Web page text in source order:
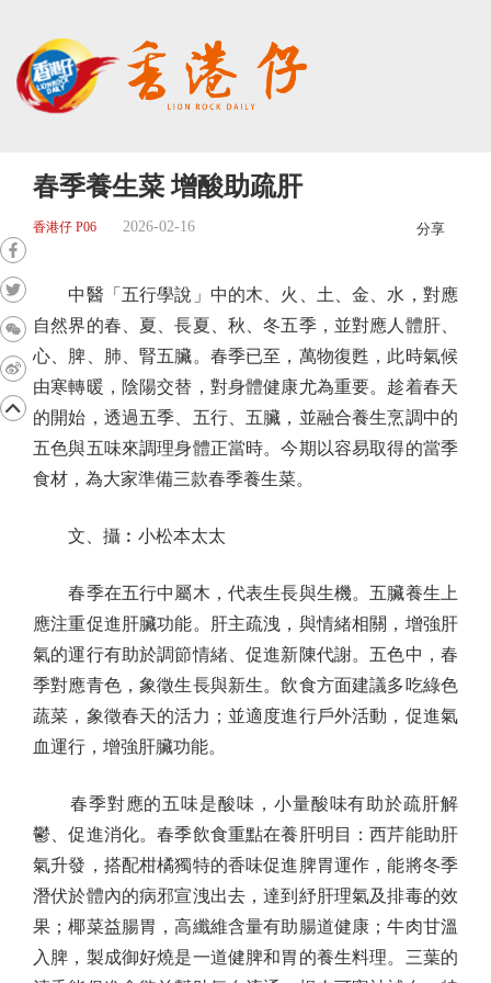
春季養生菜 增酸助疏肝
香港仔 P06 2026-02-16 分享
中醫「五行學說」中的木、火、土、金、水，對應
自然界的春、夏、長夏、秋、冬五季，並對應人體肝、
心、脾、肺、腎五臟。春季已至，萬物復甦，此時氣候
由寒轉暖，陰陽交替，對身體健康尤為重要。趁着春天
的開始，透過五季、五行、五臟，並融合養生烹調中的
五色與五味來調理身體正當時。今期以容易取得的當季
食材，為大家準備三款春季養生菜。
文、攝︰小松本太太
春季在五行中屬木，代表生長與生機。五臟養生上
應注重促進肝臟功能。肝主疏洩，與情緒相關，增強肝
氣的運行有助於調節情緒、促進新陳代謝。五色中，春
季對應青色，象徵生長與新生。飲食方面建議多吃綠色
蔬菜，象徵春天的活力；並適度進行戶外活動，促進氣
血運行，增強肝臟功能。
春季對應的五味是酸味，小量酸味有助於疏肝解
鬱、促進消化。春季飲食重點在養肝明目：西芹能助肝
氣升發，搭配柑橘獨特的香味促進脾胃運作，能將冬季
潛伏於體內的病邪宣洩出去，達到紓肝理氣及排毒的效
果；椰菜益腸胃，高纖維含量有助腸道健康；牛肉甘溫
入脾，製成御好燒是一道健脾和胃的養生料理。三葉的